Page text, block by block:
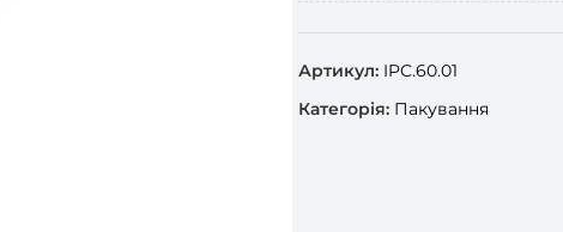
Артикул: IPC.60.01
Категорія: Пакування